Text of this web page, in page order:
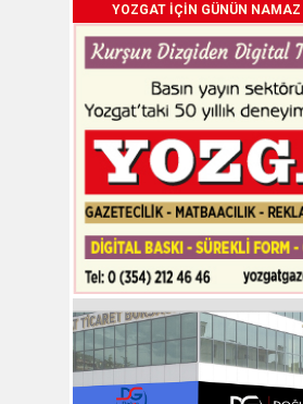
YOZGAT İÇİN GÜNÜN